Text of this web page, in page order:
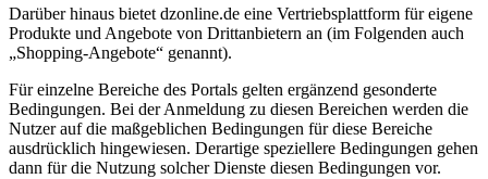
Darüber hinaus bietet dzonline.de eine Vertriebsplattform für eigene
Produkte und Angebote von Drittanbietern an (im Folgenden auch
„Shopping-Angebote“ genannt).
Für einzelne Bereiche des Portals gelten ergänzend gesonderte
Bedingungen. Bei der Anmeldung zu diesen Bereichen werden die
Nutzer auf die maßgeblichen Bedingungen für diese Bereiche
ausdrücklich hingewiesen. Derartige speziellere Bedingungen gehen
dann für die Nutzung solcher Dienste diesen Bedingungen vor.